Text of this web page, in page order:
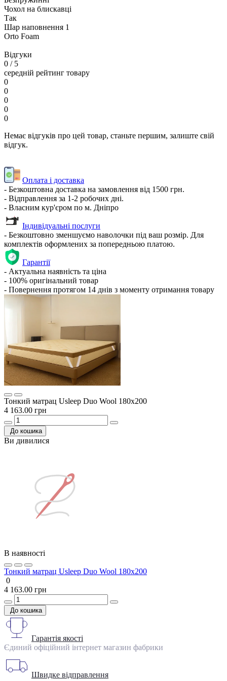
Чохол на блискавці
Так
Шар наповнення 1
Orto Foam
Відгуки
0 / 5
середній рейтинг товару
0
0
0
0
0
Немає відгуків про цей товар, станьте першим, залиште свій
відгук.
Оплата і доставка
- Безкоштовна доставка на замовлення від 1500 грн.
- Відправлення за 1-2 робочих дні.
- Власним кур'єром по м. Дніпро
Індивідуальні послуги
- Безкоштовно зменшуємо наволочки під ваш розмір. Для
комплектів оформлених за попередньою платою.
Гарантії
- Актуальна наявність та ціна
- 100% оригінальний товар
- Повернення протягом 14 днів з моменту отримання товару
Тонкий матрац Usleep Duo Wool 180х200
4 163.00 грн
До кошика
Ви дивилися
В наявності
Тонкий матрац Usleep Duo Wool 180х200
0
4 163.00 грн
До кошика
Гарантія якості
Єдиний офіційний інтернет магазин фабрики
Швидке відправлення